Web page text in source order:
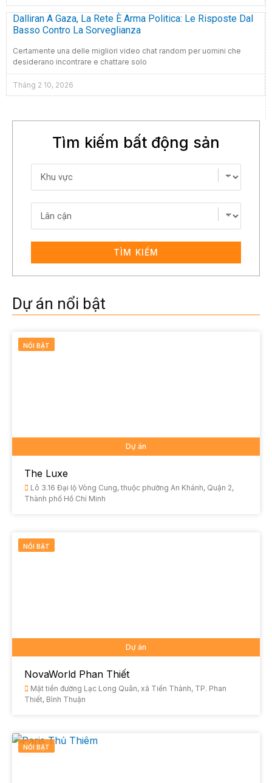
Dalliran A Gaza, La Rete È Arma Politica: Le Risposte Dal
Basso Contro La Sorveglianza
Certamente una delle migliori video chat random per uomini che
desiderano incontrare e chattare solo
Tháng 2 10, 2026
Tìm kiếm bất động sản
TÌM KIẾM
Dự án nổi bật
NỔI BẬT
Dự án
The Luxe
Lô 3.16 Đại lộ Vòng Cung, thuộc phường An Khánh, Quận 2,
Thành phố Hồ Chí Minh
NỔI BẬT
Dự án
NovaWorld Phan Thiết
Mặt tiền đường Lạc Long Quân, xã Tiến Thành, TP. Phan
Thiết, Bình Thuận
NỔI BẬT